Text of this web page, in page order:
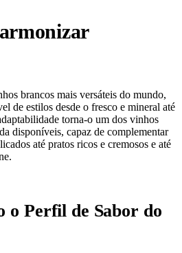
brancos mais versáteis do mundo,
de estilos desde o fresco e mineral até
torna-o um dos vinhos
disponíveis, capaz de complementar
até pratos ricos e cremosos e até
o Perfil de Sabor do